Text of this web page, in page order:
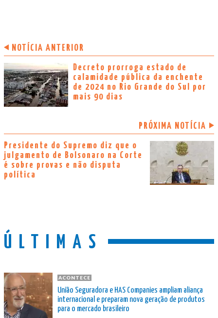
NOTÍCIA ANTERIOR
Decreto prorroga estado de
calamidade pública da enchente
de 2024 no Rio Grande do Sul por
mais 90 dias
PRÓXIMA NOTÍCIA
Presidente do Supremo diz que o
julgamento de Bolsonaro na Corte
é sobre provas e não disputa
política
ÚLTIMAS
ACONTECE
União Seguradora e HAS Companies ampliam aliança
internacional e preparam nova geração de produtos
para o mercado brasileiro